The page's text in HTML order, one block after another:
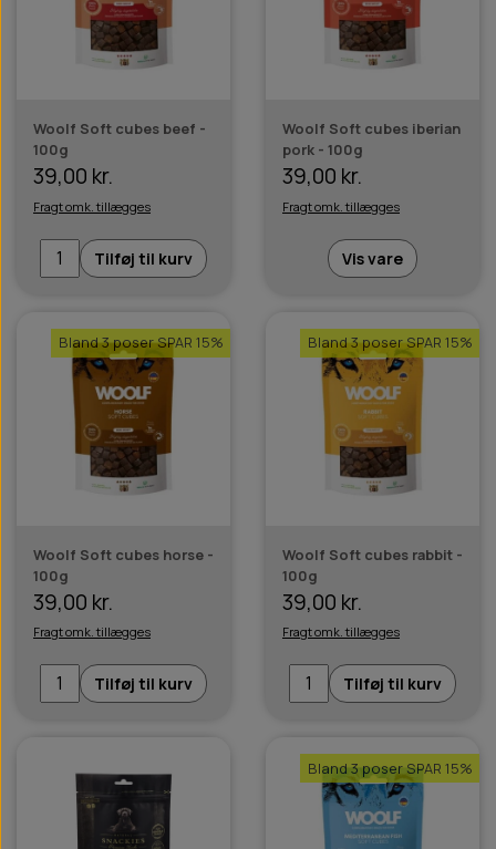
Woolf Soft cubes beef -
100g
39,00 kr.
Fragt omk. tillægges
Tilføj til kurv
Woolf Soft cubes iberian
pork - 100g
39,00 kr.
Fragt omk. tillægges
Vis vare
Bland 3 poser SPAR 15%
Woolf Soft cubes horse -
100g
39,00 kr.
Fragt omk. tillægges
Tilføj til kurv
Bland 3 poser SPAR 15%
Woolf Soft cubes rabbit -
100g
39,00 kr.
Fragt omk. tillægges
Tilføj til kurv
Bland 3 poser SPAR 15%